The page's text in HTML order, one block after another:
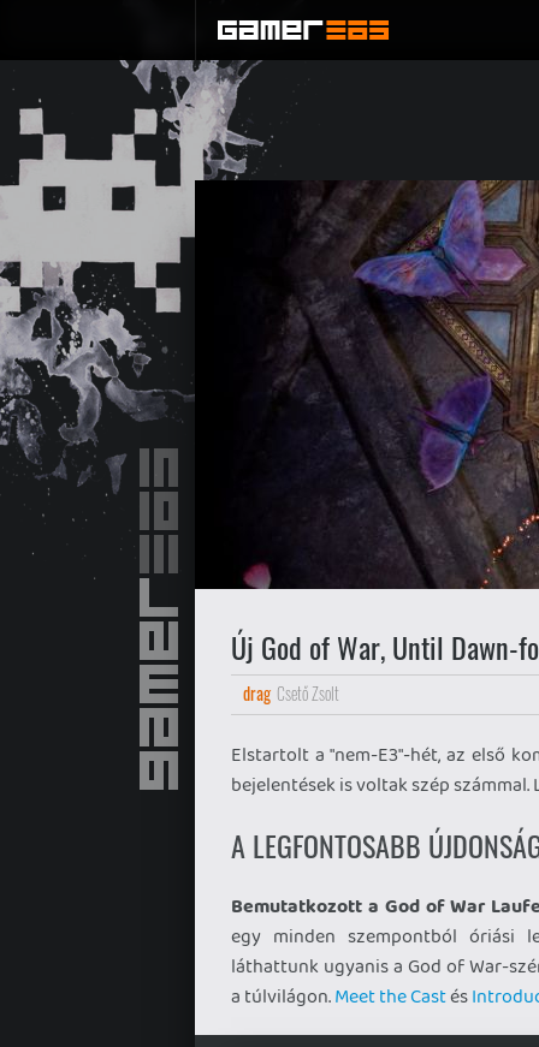
Új God of War, Until Dawn-
drag Csető Zsolt
Elstartolt a "nem-E3"-hét, az első
bejelentések is voltak szép számmal.
A LEGFONTOSABB
Bemutatkozott a God of War
egy minden szempontból óriási
láthattunk ugyanis a God of War-
a túlvilágon.Meet the Castés